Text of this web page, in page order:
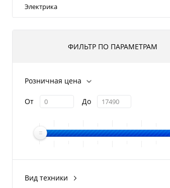
Электрика
ФИЛЬТР ПО ПАРАМЕТРАМ
Розничная цена
От До
Вид техники